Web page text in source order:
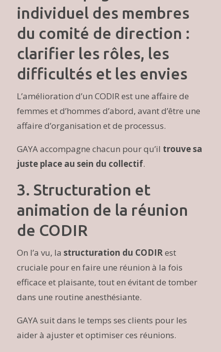
individuel des membres
du comité de direction :
clarifier les rôles, les
difficultés et les envies
L’amélioration d’un CODIR est une affaire de
femmes et d’hommes d’abord, avant d’être une
affaire d’organisation et de processus.
GAYA accompagne chacun pour qu’il trouve sa
juste place au sein du collectif.
3. Structuration et
animation de la réunion
de CODIR
On l’a vu, la structuration du CODIRest
cruciale pour en faire une réunion à la fois
efficace et plaisante, tout en évitant de tomber
dans une routine anesthésiante.
GAYA suit dans le temps ses clients pour les
aider à ajuster et optimiser ces réunions.